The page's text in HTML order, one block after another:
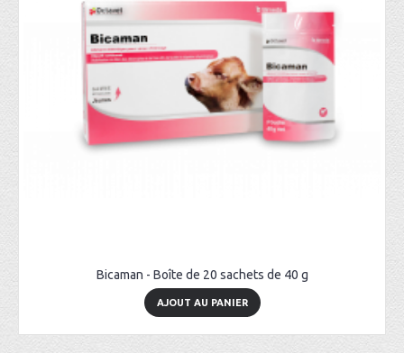
Bicaman - Boîte de 20 sachets de 40 g
AJOUT AU PANIER